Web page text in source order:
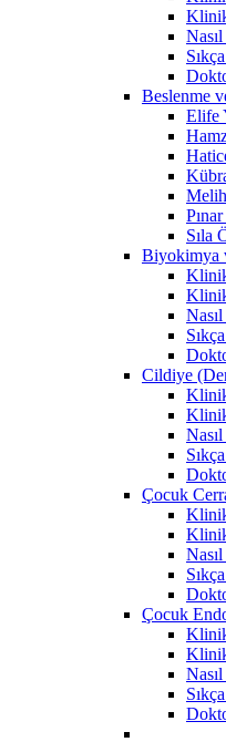
Beslenme
Elife
Sıla
Biyokimya
Cildiye
Çocuk
Çocuk